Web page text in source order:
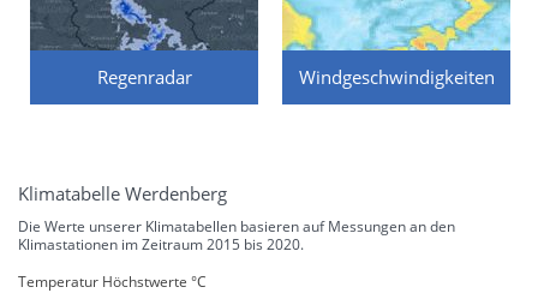
Regenradar Windgeschwindigkeiten
Klimatabelle Werdenberg
Die Werte unserer Klimatabellen basieren auf Messungen an den
Klimastationen im Zeitraum 2015 bis 2020.
Temperatur Höchstwerte °C